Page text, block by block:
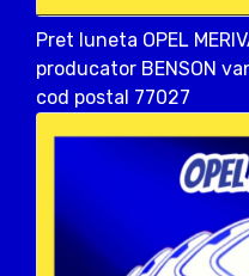
Pret luneta OPEL
producator BENSON
cod postal 77027